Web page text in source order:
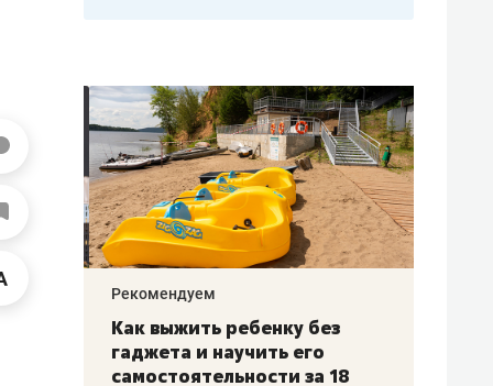
–
Рекомендуем
Как выжить ребенку без
гаджета и научить его
самостоятельности за 18